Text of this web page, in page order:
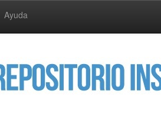
Ayuda